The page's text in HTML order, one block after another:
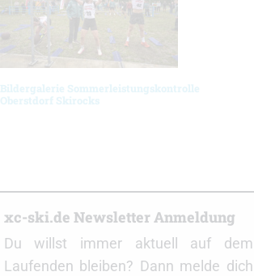
Bildergalerie Sommerleistungskontrolle
Oberstdorf Skirocks
xc-ski.de Newsletter Anmeldung
Du willst immer aktuell auf dem
Laufenden bleiben? Dann melde dich